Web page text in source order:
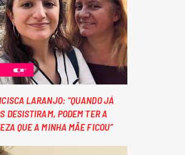
LARANJO: “QUANDO JÁ
DESISTIRAM, PODEM TER A
QUE A MINHA MÃE FICOU”